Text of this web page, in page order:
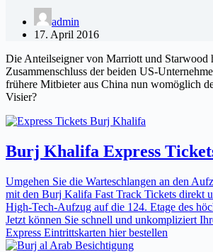
admin
17. April 2016
Die Anteilseigner von Marriott und Starwood
Zusammenschluss der beiden US-
frühere Mitbieter aus China nun womöglich
Visier?
Burj Khalifa Express
Umgehen Sie die Warteschlangen an den
mit den Burj Kalifa Fast Track Tickets direkt
High-Tech-Aufzug auf die 124. Etage des
Jetzt können Sie schnell und unkompliziert
Express Eintrittskarten hier bestellen